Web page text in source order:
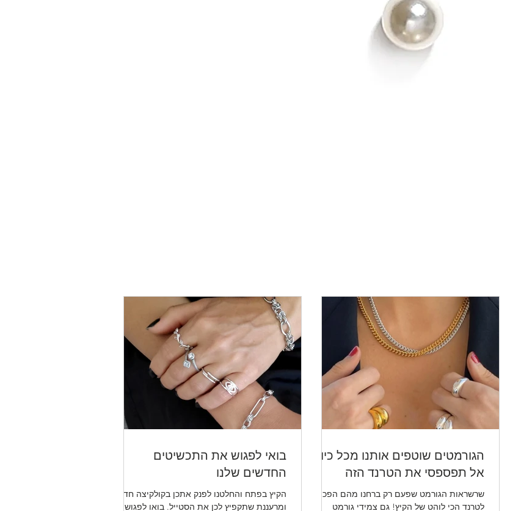
לני
הגורמטים שוטפים אותנו מכל כיוון -
אל תפספסי את הטרנד הזה
שרשראות הגורמט שפעם רק ברחנו מהם הפכו
לטרנד הכי לוהט של הקיץ! גם צמידי גורמט
בואי לפגוש את התכשיטים
החדשים שלנו
הקיץ בפתח והחלטנו לפנק אתכן בקולקיצה חדשה
ומרעננת שתקפיץ לכן את הסטייל. בואו לפגוש את